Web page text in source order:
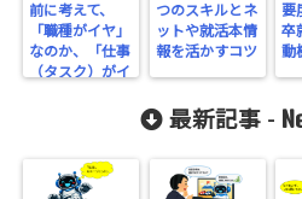
前に考えて、
「職種がイヤ」
なのか、「仕事
（タスク）がイ
つのスキルとネ
ットや就活本情
報を活かすコツ
要
卒
動
最新記事 -